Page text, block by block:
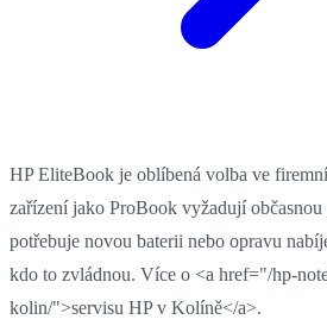
HP EliteBook je oblíbená volba ve
zařízení jako ProBook vyžadují
potřebuje novou baterii nebo opravu
kdo to zvládnou. Více o <a href="/hp-
kolin/">servisu HP v Kolíně</a>.